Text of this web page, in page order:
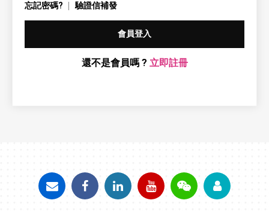
忘記密碼? 驗證信補發
會員登入
還不是會員嗎 ? 立即註冊